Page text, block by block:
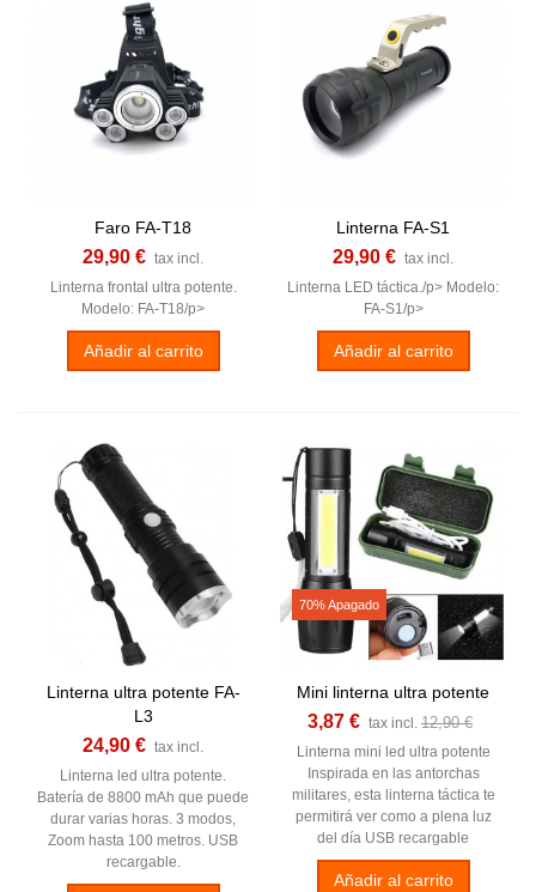
Faro FA-T18
29,90 € tax incl.
Linterna frontal ultra potente.
Modelo: FA-T18/p>
Añadir al carrito
Linterna FA-S1
29,90 € tax incl.
Linterna LED táctica./p> Modelo:
FA-S1/p>
Añadir al carrito
Linterna ultra potente FA-
L3
24,90 € tax incl.
Linterna led ultra potente.
Batería de 8800 mAh que puede
durar varias horas. 3 modos,
Zoom hasta 100 metros. USB
recargable.
70% Apagado
Mini linterna ultra potente
3,87 € tax incl. 12,90 €
Linterna mini led ultra potente
Inspirada en las antorchas
militares, esta linterna táctica te
permitirá ver como a plena luz
del día USB recargable
Añadir al carrito